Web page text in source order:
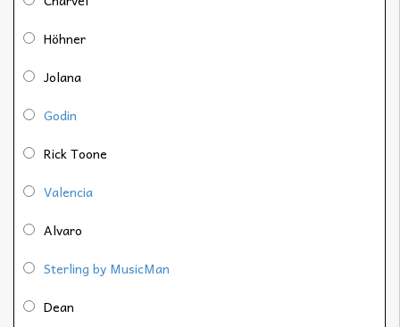
Höhner
Jolana
Godin
Rick Toone
Valencia
Alvaro
Sterling by MusicMan
Dean